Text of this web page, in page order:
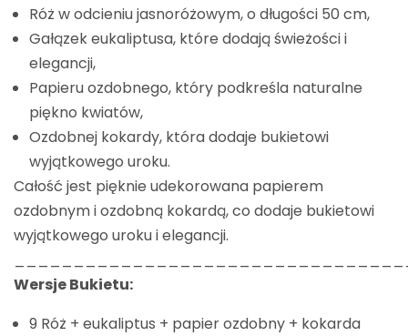
Róż w odcieniu jasnoróżowym, o długości 50 cm,
Gałązek eukaliptusa, które dodają świeżości i
elegancji,
Papieru ozdobnego, który podkreśla naturalne
piękno kwiatów,
Ozdobnej kokardy, która dodaje bukietowi
wyjątkowego uroku.
Całość jest pięknie udekorowana papierem
ozdobnym i ozdobną kokardą, co dodaje bukietowi
wyjątkowego uroku i elegancji.
Wersje Bukietu:
9 Róż + eukaliptus + papier ozdobny + kokarda